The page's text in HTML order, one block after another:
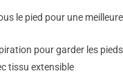
le pied pour une
pour garder les
tissu extensible